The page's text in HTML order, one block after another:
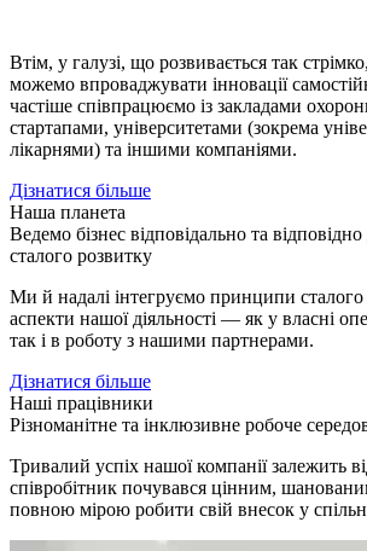
Втім, у галузі, що розвивається так
можемо впроваджувати інновації
частіше співпрацюємо із закладами
стартапами, університетами (зокрема
лікарнями) та іншими компаніями.
Дізнатися більше
Наша планета
Ведемо бізнес відповідально та
сталого розвитку
Ми й надалі інтегруємо принципи сталого
аспекти нашої діяльності — як у власні
так і в роботу з нашими партнерами.
Дізнатися більше
Наші працівники
Різноманітне та інклюзивне робоче
Тривалий успіх нашої компанії залежить
співробітник почувався цінним,
повною мірою робити свій внесок у